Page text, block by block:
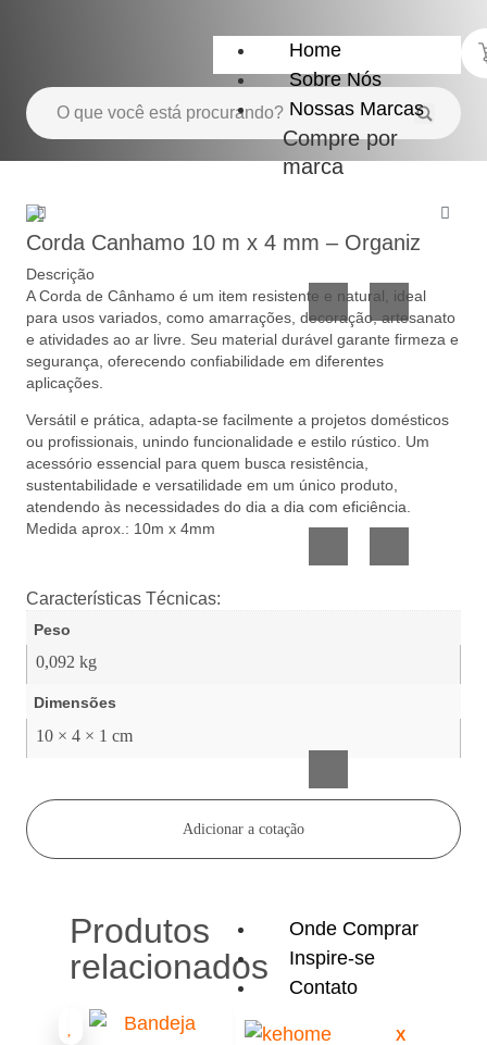
Home
Sobre Nós
Nossas Marcas
Compre por
marca
e
Utilidades
de
Vidro
e
Presente
Onde Comprar
Inspire-se
Contato
X
Corda Canhamo 10 m x 4 mm – Organiz
Descrição
A Corda de Cânhamo é um item resistente e natural, ideal
para usos variados, como amarrações, decoração, artesanato
e atividades ao ar livre. Seu material durável garante firmeza e
segurança, oferecendo confiabilidade em diferentes
aplicações.
Versátil e prática, adapta-se facilmente a projetos domésticos
ou profissionais, unindo funcionalidade e estilo rústico. Um
acessório essencial para quem busca resistência,
sustentabilidade e versatilidade em um único produto,
atendendo às necessidades do dia a dia com eficiência.
Medida aprox.: 10m x 4mm
Características Técnicas:
Peso
0,092 kg
Dimensões
10 × 4 × 1 cm
Adicionar a cotação
Produtos
relacionados